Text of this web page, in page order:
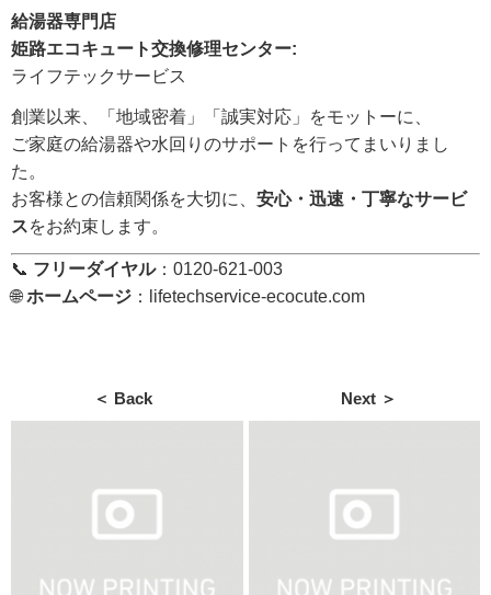
給湯器専門店
姫路エコキュート交換修理センター:
ライフテックサービス
創業以来、「地域密着」「誠実対応」をモットーに、
ご家庭の給湯器や水回りのサポートを行ってまいりまし
た。
お客様との信頼関係を大切に、 安心・迅速・丁寧なサービ
スをお約束します。
📞 フリーダイヤル：0120-621-003
🌐ホームページ ： lifetechservice-ecocute.com
＜ Back Next ＞